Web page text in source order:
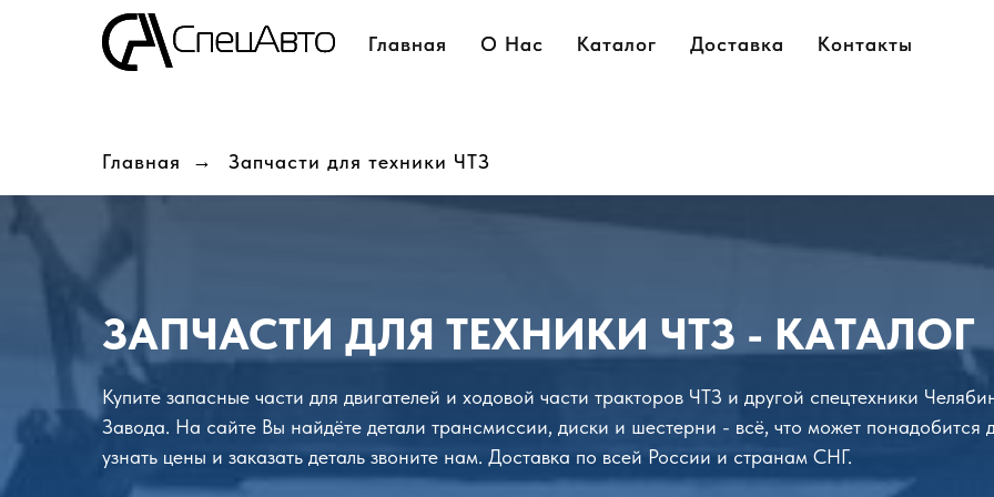
Главная О Нас Каталог Доставка Контакты
Главная → Запчасти для техники ЧТЗ
ЗАПЧАСТИ ДЛЯ ТЕХНИКИ ЧТЗ - КАТАЛОГ
Купите запасные части для двигателей и ходовой части тракторов ЧТЗ и другой спецтехники
Завода. На сайте Вы найдёте детали трансмиссии, диски и шестерни - всё, что может понадобится
узнать цены и заказать деталь звоните нам. Доставка по всей России и странам СНГ.
Главная О Нас Каталог Доставка Контакты